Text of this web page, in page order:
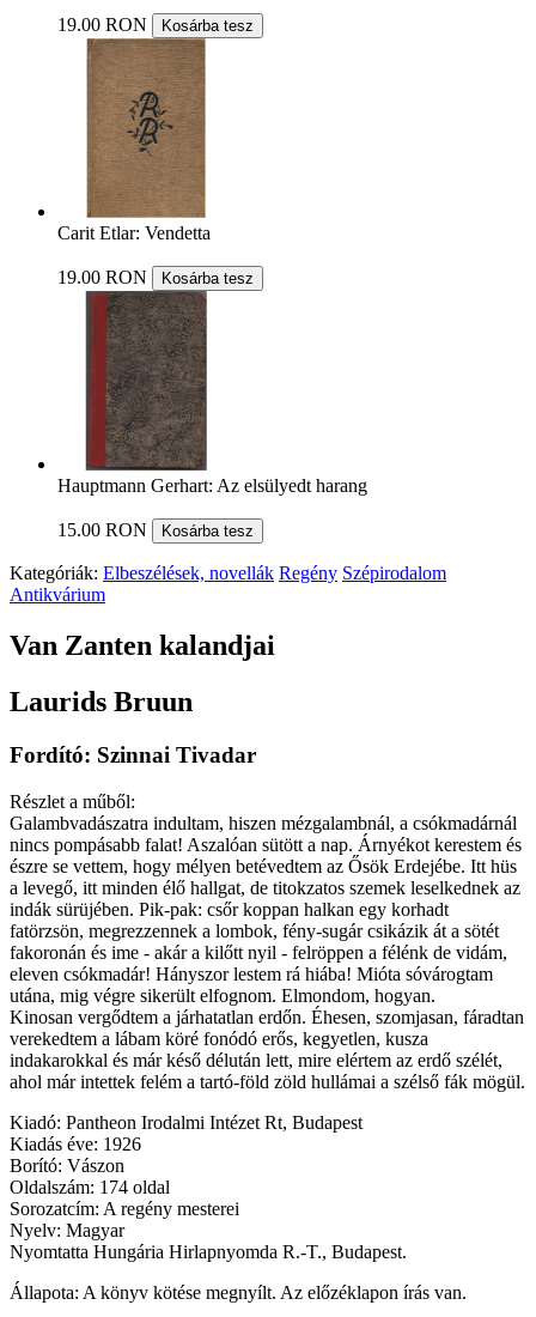
19.00 RON Kosárba tesz
Carit Etlar: Vendetta
19.00 RON Kosárba tesz
Hauptmann Gerhart: Az elsülyedt harang
15.00 RON Kosárba tesz
Kategóriák: Elbeszélések, novellák Regény Szépirodalom
Antikvárium
Van Zanten kalandjai
Laurids Bruun
Fordító: Szinnai Tivadar
Részlet a műből:
Galambvadászatra indultam, hiszen mézgalambnál, a csókmadárnál
nincs pompásabb falat! Aszalóan sütött a nap. Árnyékot kerestem és
észre se vettem, hogy mélyen betévedtem az Ősök Erdejébe. Itt hüs
a levegő, itt minden élő hallgat, de titokzatos szemek leselkednek az
indák sürüjében. Pik-pak: csőr koppan halkan egy korhadt
fatörzsön, megrezzennek a lombok, fény-sugár csikázik át a sötét
fakoronán és ime - akár a kilőtt nyil - felröppen a félénk de vidám,
eleven csókmadár! Hányszor lestem rá hiába! Mióta sóvárogtam
utána, mig végre sikerült elfognom. Elmondom, hogyan.
Kinosan vergődtem a járhatatlan erdőn. Éhesen, szomjasan, fáradtan
verekedtem a lábam köré fonódó erős, kegyetlen, kusza
indakarokkal és már késő délután lett, mire elértem az erdő szélét,
ahol már intettek felém a tartó-föld zöld hullámai a szélső fák mögül.
Kiadó: Pantheon Irodalmi Intézet Rt, Budapest
Kiadás éve: 1926
Borító: Vászon
Oldalszám: 174 oldal
Sorozatcím: A regény mesterei
Nyelv: Magyar
Nyomtatta Hungária Hirlapnyomda R.-T., Budapest.
Állapota: A könyv kötése megnyílt. Az előzéklapon írás van.